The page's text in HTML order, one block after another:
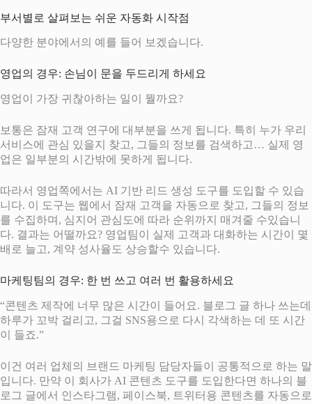
부서별로 살펴보는 쉬운 자동화 시작점
다양한 분야에서의 예를 들어 보겠습니다.
영업의 경우: 손님이 문을 두드리게 하세요
영업이 가장 귀찮아하는 일이 뭘까요?
보통은 잠재 고객 연구에 대부분을 쓰게 됩니다. 특히 누가 우리
서비스에 관심 있을지 찾고, 그들의 정보를 검색하고… 실제 영
업은 일부분의 시간밖에 못하게 됩니다.
따라서 영업쪽에서는 AI 기반 리드 생성 도구를 도입할 수 있습
니다. 이 도구는 웹에서 잠재 고객을 자동으로 찾고, 그들의 정보
를 수집하며, 심지어 관심도에 따라 순위까지 매겨줄 수있습니
다. 결과는 어떨까요? 영업팀이 실제 고객과 대화하는 시간이 몇
배로 늘고, 계약 성사율도 상승할수 있습니다.
마케팅팀의 경우: 한 번 쓰고 여러 번 활용하세요
“콘텐츠 제작에 너무 많은 시간이 들어요. 블로그 글 하나 쓰는데
하루가 꼬박 걸리고, 그걸 SNS용으로 다시 각색하는 데 또 시간
이 들죠.”
이건 여러 업체의 브랜드 마케팅 담당자들이 공통적으로 하는 말
입니다. 만약 이 회사가 AI 콘텐츠 도구를 도입한다면 하나의 블
로그 글에서 인스타그램, 페이스북, 트위터용 콘텐츠를 자동으로